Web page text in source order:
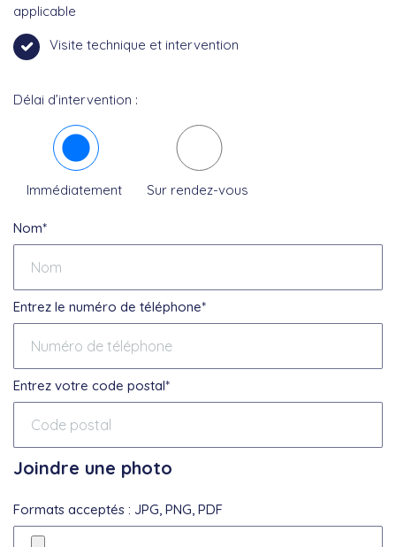
applicable
Visite technique et intervention
Délai d’intervention :
Immédiatement Sur rendez-vous
Nom*
Entrez le numéro de téléphone*
Entrez votre code postal*
Joindre une photo
Formats acceptés : JPG, PNG, PDF